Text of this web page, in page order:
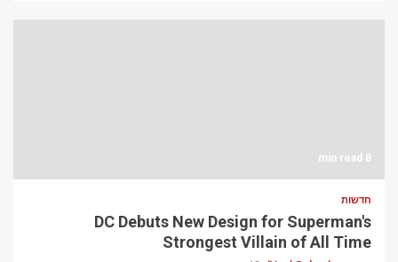
8 min read
חדשות
DC Debuts New Design for Superman's
Strongest Villain of All Time